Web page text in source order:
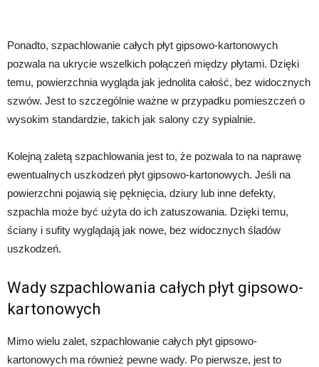
Ponadto, szpachlowanie całych płyt gipsowo-kartonowych
pozwala na ukrycie wszelkich połączeń między płytami. Dzięki
temu, powierzchnia wygląda jak jednolita całość, bez widocznych
szwów. Jest to szczególnie ważne w przypadku pomieszczeń o
wysokim standardzie, takich jak salony czy sypialnie.
Kolejną zaletą szpachlowania jest to, że pozwala to na naprawę
ewentualnych uszkodzeń płyt gipsowo-kartonowych. Jeśli na
powierzchni pojawią się pęknięcia, dziury lub inne defekty,
szpachla może być użyta do ich zatuszowania. Dzięki temu,
ściany i sufity wyglądają jak nowe, bez widocznych śladów
uszkodzeń.
Wady szpachlowania całych płyt gipsowo-
kartonowych
Mimo wielu zalet, szpachlowanie całych płyt gipsowo-
kartonowych ma również pewne wady. Po pierwsze, jest to